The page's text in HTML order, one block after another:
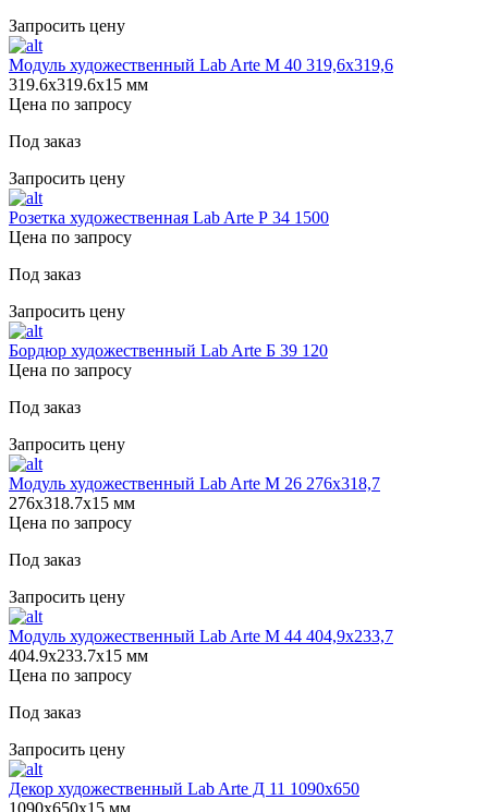
Запросить цену
Модуль художественный Lab Arte М 40 319,6х319,6
319.6х319.6х15 мм
Цена по запросу
Под заказ
Запросить цену
Розетка художественная Lab Arte Р 34 1500
Цена по запросу
Под заказ
Запросить цену
Бордюр художественный Lab Arte Б 39 120
Цена по запросу
Под заказ
Запросить цену
Модуль художественный Lab Arte М 26 276х318,7
276х318.7х15 мм
Цена по запросу
Под заказ
Запросить цену
Модуль художественный Lab Arte М 44 404,9х233,7
404.9х233.7х15 мм
Цена по запросу
Под заказ
Запросить цену
Декор художественный Lab Arte Д 11 1090х650
1090х650х15 мм